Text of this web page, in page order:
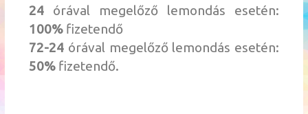
24 órával megelőző lemondás esetén:
100% fizetendő
72-24 órával megelőző lemondás esetén:
50% fizetendő.